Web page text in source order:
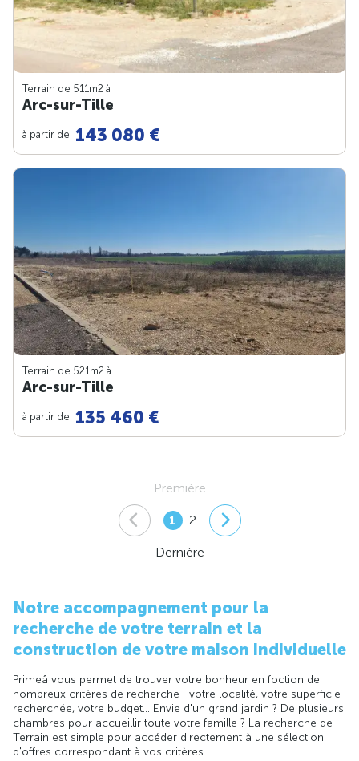
Terrain de 511m2 à
Arc-sur-Tille
à partir de 143 080 €
Terrain de 521m2 à
Arc-sur-Tille
à partir de 135 460 €
Première
1 2
Dernière
Notre accompagnement pour la
recherche de votre terrain et la
construction de votre maison individuelle
Primeâ vous permet de trouver votre bonheur en foction de
nombreux critères de recherche : votre localité, votre superficie
recherchée, votre budget... Envie d'un grand jardin ? De plusieurs
chambres pour accueillir toute votre famille ? La recherche de
Terrain est simple pour accéder directement à une sélection
d'offres correspondant à vos critères.